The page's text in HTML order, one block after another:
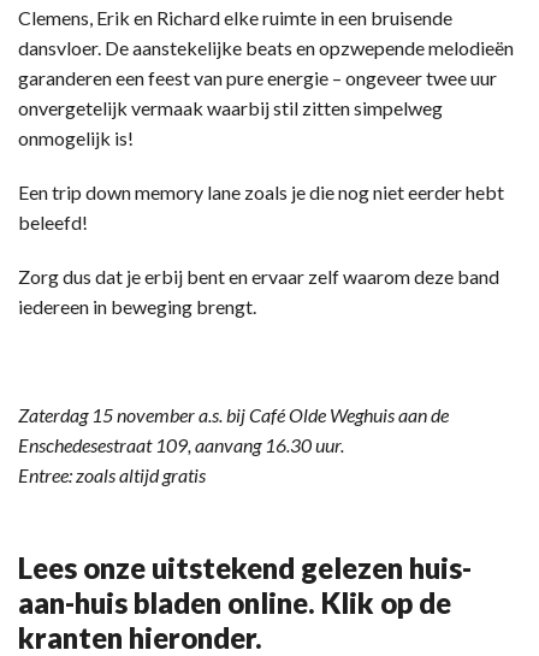
Clemens, Erik en Richard elke ruimte in een bruisende
dansvloer. De aanstekelijke beats en opzwepende melodieën
garanderen een feest van pure energie – ongeveer twee uur
onvergetelijk vermaak waarbij stil zitten simpelweg
onmogelijk is!
Een trip down memory lane zoals je die nog niet eerder hebt
beleefd!
Zorg dus dat je erbij bent en ervaar zelf waarom deze band
iedereen in beweging brengt.
Zaterdag 15 november a.s. bij Café Olde Weghuis aan de
Enschedesestraat 109, aanvang 16.30 uur.
Entree: zoals altijd gratis
Lees onze uitstekend gelezen huis-
aan-huis bladen online. Klik op de
kranten hieronder.